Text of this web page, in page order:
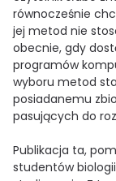
równocześnie
jej metod nie
obecnie, gdy
programów
wyboru metod
posiadanemu
pasujących do
Publikacja ta,
studentów